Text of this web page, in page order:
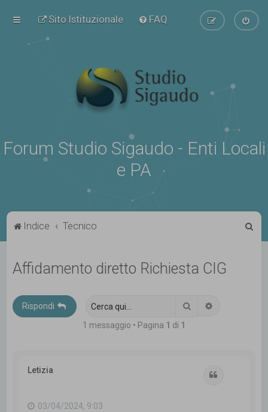
Sito Istituzionale FAQ
Forum Studio Sigaudo - Enti Locali
e PA
Indice Tecnico
Affidamento diretto Richiesta CIG
Rispondi Cerca
1 messaggio • Pagina 1 di 1
Letizia
03/04/2024, 9:03